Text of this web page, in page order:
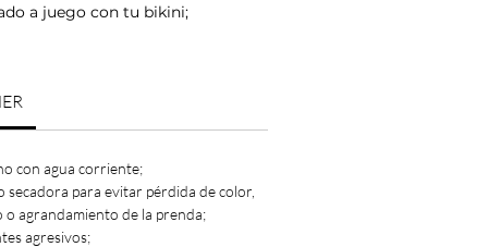
a juego con tu bikini;
con agua corriente;
secadora para evitar pérdida de color,
agrandamiento de la prenda;
agresivos;